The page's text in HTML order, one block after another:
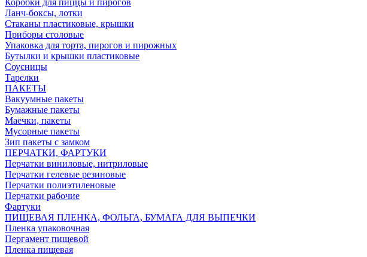
Коробки для пиццы и пирогов
Ланч-боксы, лотки
Стаканы пластиковые, крышки
Приборы столовые
Упаковка для торта, пирогов и пирожных
Бутылки и крышки пластиковые
Соусницы
Тарелки
ПАКЕТЫ
Вакуумные пакеты
Бумажные пакеты
Маечки, пакеты
Мусорные пакеты
Зип пакеты с замком
ПЕРЧАТКИ, ФАРТУКИ
Перчатки виниловые, нитриловые
Перчатки гелевые резиновые
Перчатки полиэтиленовые
Перчатки рабочие
Фартуки
ПИЩЕВАЯ ПЛЕНКА, ФОЛЬГА, БУМАГА ДЛЯ ВЫПЕЧКИ
Пленка упаковочная
Пергамент пищевой
Пленка пищевая